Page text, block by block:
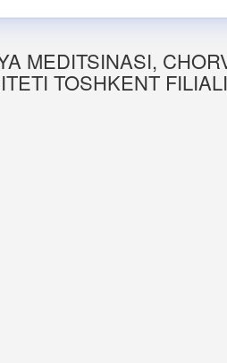
MEDITSINASI,
TOSHKENT FILIALI